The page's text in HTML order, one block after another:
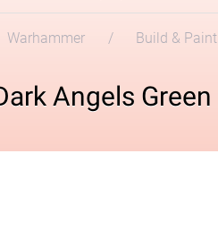
Warhammer Build & Paint
Angels Green